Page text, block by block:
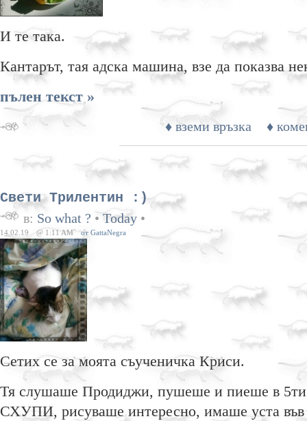
И те така.
Кантарът, тая адска машина, взе да показва
пълен текст »
♦ вземи връзка ♦
Свети Трилентин :)
в: So what ? •Today•
14.02.19 @ 1:11 AM от GattaNegra
Сетих се за моята съученичка Криси.
Тя слушаше Продиджи, пушеше и пиеше в 5ти
СХУПИ, рисуваше интересно, имаше уста